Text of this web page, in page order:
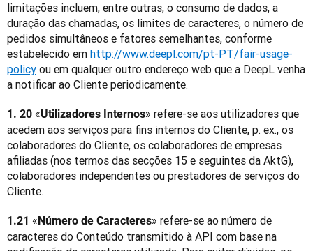
limitações incluem, entre outras, o consumo de dados, a
duração das chamadas, os limites de caracteres, o número de
pedidos simultâneos e fatores semelhantes, conforme
estabelecido em http://www.deepl.com/pt-PT/fair-usage-
policy ou em qualquer outro endereço web que a DeepL venha
a notificar ao Cliente periodicamente.
1. 20 «Utilizadores Internos» refere-se aos utilizadores que
acedem aos serviços para fins internos do Cliente, p. ex., os
colaboradores do Cliente, os colaboradores de empresas
afiliadas (nos termos das secções 15 e seguintes da AktG),
colaboradores independentes ou prestadores de serviços do
Cliente.
1.21 «Número de Caracteres» refere-se ao número de
caracteres do Conteúdo transmitido à API com base na